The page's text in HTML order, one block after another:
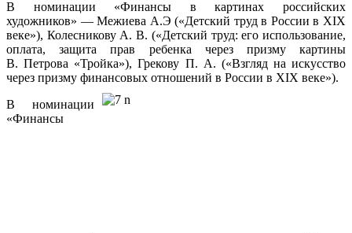
В номинации «Финансы в картинах российских
художников» — Межиева А.Э («Детский труд в России в XIX
веке»), Колесникову А. В. («Детский труд: его использование,
оплата, защита прав ребенка через призму картины
В. Петрова «Тройка»), Грекову П. А. («Взгляд на искусство
через призму финансовых отношений в России в XIX веке»).
В номинации
«Финансы